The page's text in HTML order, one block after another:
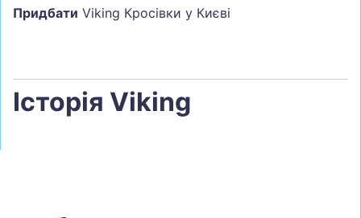
Придбати Viking Кросівки у Києві
Історія Viking